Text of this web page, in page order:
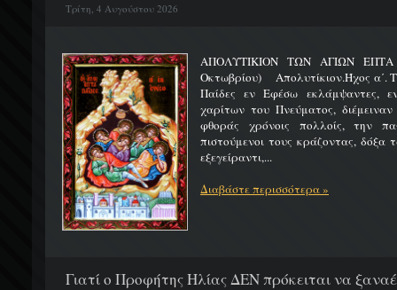
Τρίτη, 4 Αυγούστου 2026
ΑΠΟΛΥΤΙΚΙΟΝ ΤΩΝ ΑΓΙΩΝ ΕΠΤΑ
Οκτωβρίου) Απολυτίκιον.Ήχος α΄.
Παίδες εν Εφέσω εκλάμψαντες,
χαρίτων του Πνεύματος,
φθοράς χρόνοις πολλοίς, την
πιστούμενοι τους κράζοντας,
εξεγείραντι,...
Διαβάστε περισσότερα »
Γιατί ο Προφήτης Ηλίας ΔΕΝ πρόκειται να